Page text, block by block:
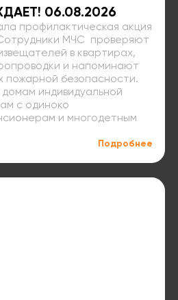
06.08.2026
профилактическая акция
МЧС проверяют
в квартирах,
и напоминают
пожарной безопасности.
индивидуальной
с одиноко
и многодетным
Подробнее